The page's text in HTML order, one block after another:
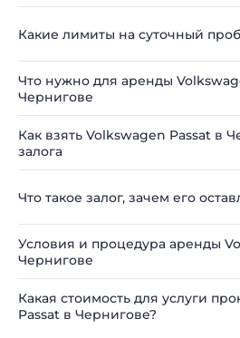
Какие лимиты на суточный
Что нужно для аренды
Чернигове
Как взять Volkswagen Passat в
залога
Что такое залог, зачем его
Условия и процедура аренды
Чернигове
Какая стоимость для услуги
Passat в Чернигове?